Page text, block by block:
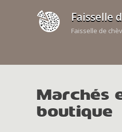
Faisselle
Faisselle de
Marchés
boutique